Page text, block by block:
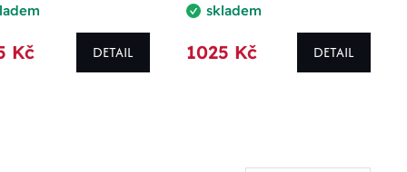
Kč DETAIL
skladem
1025 Kč DETAIL